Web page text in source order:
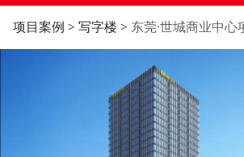
东莞·世城商业
项目案例 > 写字楼 > 东莞·世城商业中心